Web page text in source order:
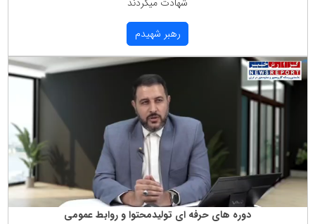
رهبر شهیدم
دوره های حرفه ای تولیدمحتوا و روابط عمومی